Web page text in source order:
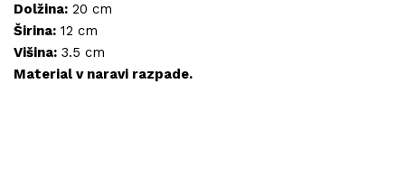
Dolžina: 20 cm
Širina: 12 cm
Višina: 3.5 cm
Material v naravi razpade.